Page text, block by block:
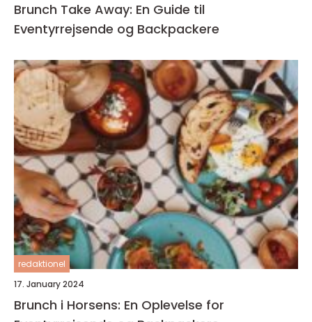
Brunch Take Away: En Guide til
Eventyrrejsende og Backpackere
redaktionel
17. January 2024
Brunch i Horsens: En Oplevelse for